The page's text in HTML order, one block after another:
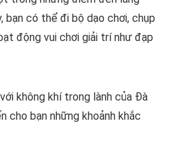
bạn có thể đi bộ dạo chơi, chụp
động vui chơi giải trí như đạp
không khí trong lành của Đà
cho bạn những khoảnh khắc